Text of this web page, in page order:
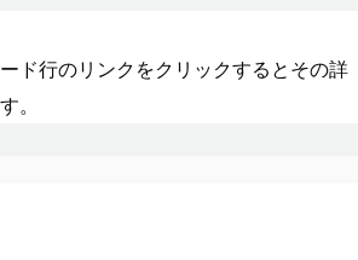
ド行のリンクをクリックするとその詳
。